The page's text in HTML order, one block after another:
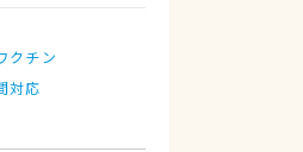
クチン
対応